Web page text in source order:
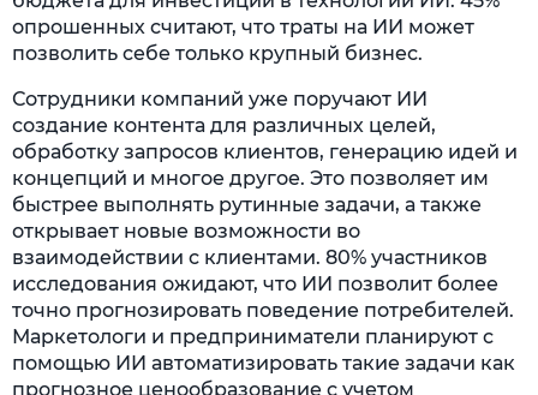
опрошенных считают, что траты на ИИ может
позволить себе только крупный бизнес.
Сотрудники компаний уже поручают ИИ
создание контента для различных целей,
обработку запросов клиентов, генерацию идей и
концепций и многое другое. Это позволяет им
быстрее выполнять рутинные задачи, а также
открывает новые возможности во
взаимодействии с клиентами. 80% участников
исследования ожидают, что ИИ позволит более
точно прогнозировать поведение потребителей.
Маркетологи и предприниматели планируют с
помощью ИИ автоматизировать такие задачи как
прогнозное ценообразование с учетом